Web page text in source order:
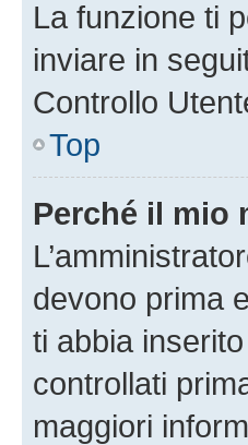
La funzione ti
inviare in
Controllo
Top
Perché il mio
devono prima
ti abbia
controllati
maggiori